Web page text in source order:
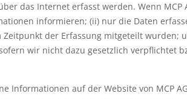
das Internet erfasst werden. Wenn MCP
informieren; (ii) nur die Daten
der Erfassung mitgeteilt wurden;
wir nicht dazu gesetzlich verpflichtet
Informationen auf der Website von MCP